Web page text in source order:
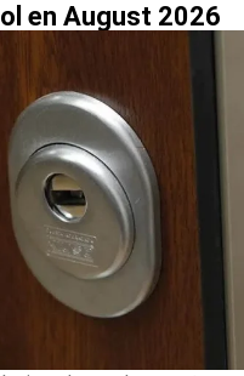
en August 2026